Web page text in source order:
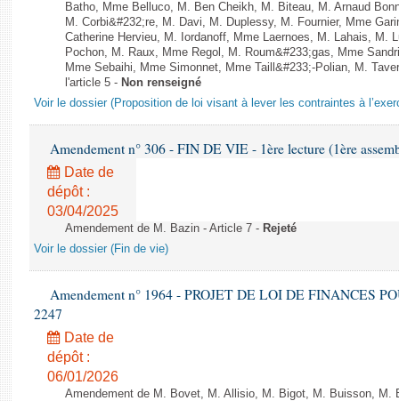
Batho, Mme Belluco, M. Ben Cheikh, M. Biteau, M. Arnaud
M. Corbi&#232;re, M. Davi, M. Duplessy, M. Fournier, Mme
Catherine Hervieu, M. Iordanoff, Mme Laernoes, M. Lahais, M.
Pochon, M. Raux, Mme Regol, M. Roum&#233;gas, Mme
Mme Sebaihi, Mme Simonnet, Mme Taill&#233;-Polian, M.
l'article 5 - Non renseigné
Voir le dossier (Proposition de loi visant à lever les contraintes à
Amendement n° 306 - FIN DE VIE - 1ère lecture (1ère
Date de
dépôt :
03/04/2025
Amendement de M. Bazin - Article 7 - Rejeté
Voir le dossier (Fin de vie)
Amendement n° 1964 - PROJET DE LOI DE FINANCES
2247
Date de
dépôt :
06/01/2026
Amendement de M. Bovet, M. Allisio, M. Bigot, M. Buisson, M.